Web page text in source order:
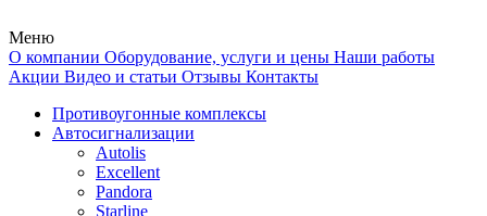
Меню
О компании Оборудование, услуги и цены Наши работы
Акции Видео и статьи Отзывы Контакты
Противоугонные комплексы
Автосигнализации
Autolis
Excellent
Pandora
Starline